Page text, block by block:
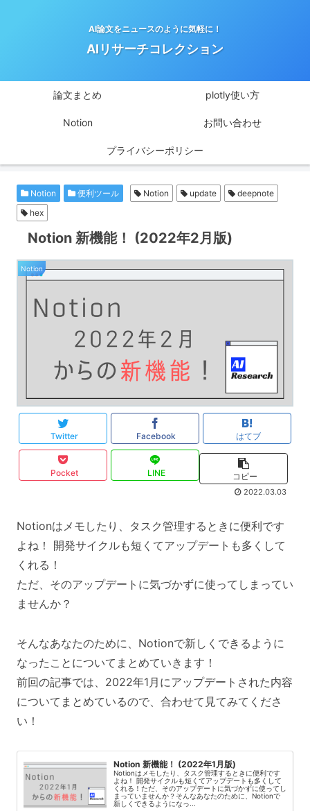
AI論文をニュースのように気軽に！
AIリサーチコレクション
論文まとめ plotly使い方
Notion お問い合わせ
プライバシーポリシー
Notion 便利ツール Notion update
deepnote
hex
Notion 新機能！ (2022年2月版)
Notion
Twitter Facebook はてブ
Pocket LINE コピー
2022.03.03
Notionはメモしたり、タスク管理するときに便利です
よね！ 開発サイクルも短くてアップデートも多くして
くれる！
ただ、そのアップデートに気づかずに使ってしまってい
ませんか？
そんなあなたのために、Notionで新しくできるように
なったことについてまとめていきます！
前回の記事では、2022年1月にアップデートされた内容
についてまとめているので、合わせて見てみてくださ
い！
Notion 新機能！ (2022年1月版)
Notionはメモしたり、タスク管理するときに便利です
よね！ 開発サイクルも短くてアップデートも多くして
くれる！ただ、そのアップデートに気づかずに使ってし
まっていませんか？そんなあなたのために、Notionで
新しくできるようになっ...